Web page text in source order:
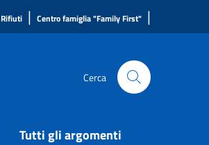
Rifiuti | Centro famiglia "Family First" |
Cerca
Tutti gli argomenti